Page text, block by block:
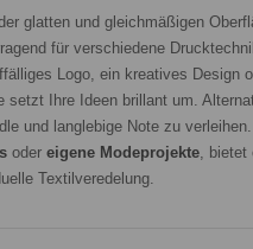
glatten und gleichmäßigen
für verschiedene
Logo, ein kreatives Design
setzt Ihre Ideen brillant um.
und langlebige Note zu
oder eigene Modeprojekte, bietet
Textilveredelung.